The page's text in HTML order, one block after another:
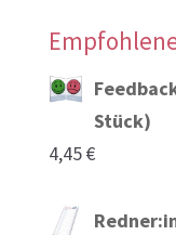
Stück)
4,45€